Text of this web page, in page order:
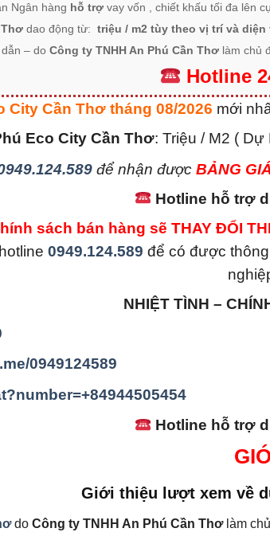
Ngân hàng hỗ trợvay vốn , chiết khấu tối đa lên
dao động từ: triệu / m2 tùy theo vị trí và diện
– do Công ty TNHH An Phú Cần Thơlàm chủ
Hotline
City Cần Thơ tháng 08/2026 mới
Eco City Cần Thơ: Triệu / M2 ( Dự
để nhận được BẢNG
Hotline hỗ trợ
sách bán hàng sẽ THAY ĐỔI
0949.124.589 để có được
NHIỆT TÌNH –
0949124589
Hotline hỗ trợ
Giới thiệu lượt xem về
do Công ty TNHH An Phú Cần Thơlàm